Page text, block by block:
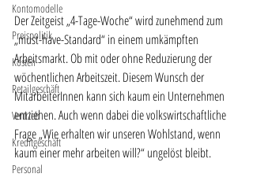
Kontomodelle
Preispolitik
Kosten
Retailgeschäft
Vertrieb
Kreditgeschäft
Personal
Der Zeitgeist „4-Tage-Woche“ wird zunehmend zum
„must-have-Standard“ in einem umkämpften
Arbeitsmarkt. Ob mit oder ohne Reduzierung der
wöchentlichen Arbeitszeit. Diesem Wunsch der
MitarbeiterInnen kann sich kaum ein Unternehmen
entziehen. Auch wenn dabei die volkswirtschaftliche
Frage „Wie erhalten wir unseren Wohlstand, wenn
kaum einer mehr arbeiten will?“ ungelöst bleibt.